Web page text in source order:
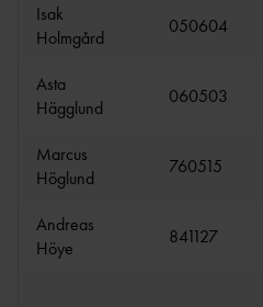
Isak
Holmgård
050604
Asta
Hägglund
060503
Marcus
Höglund
760515
Andreas
Höye
841127